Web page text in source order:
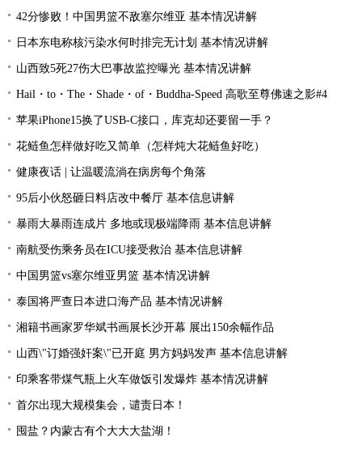
42分惨败！中国男篮不敌塞尔维亚 基本情况讲解
日本东电称核污染水何时排完无计划 基本情况讲解
山西致5死27伤大巴事故监控曝光 基本情况讲解
Hail・to・The・Shade・of・Buddha-Speed 高歌至尊佛速之影#4
苹果iPhone15换了USB-C接口，库克却还要留一手？
花鲢鱼怎样做好吃又简单（怎样炖大花鲢鱼好吃）
健康夜话 | 让温暖流淌在病房每个角落
95后小伙怒砸日料店改中餐厅 基本信息讲解
暴雨大暴雨连成片 多地或现极端降雨 基本信息讲解
南航受伤乘务员在ICU接受救治 基本信息讲解
中国男篮vs塞尔维亚男篮 基本情况讲解
泰国将严查日本进口海产品 基本情况讲解
湘籍书画家罗华斌书画展长沙开幕 展出150余幅作品
山西\"订婚强奸案\"已开庭 男方妈妈发声 基本信息讲解
印乘客带煤气瓶上火车做饭引发爆炸 基本情况讲解
首尔出现大规模集会，谴责日本！
囤盐？内蒙古有个大大大盐湖！